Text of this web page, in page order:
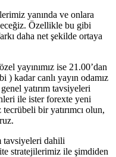
yanında ve onlara
Özellikle bu gibi
daha net şekilde ortaya
yayınımız ise 21.00’dan
) kadar canlı yayın odamız
yatırım tavsiyeleri
ile ister forexte yeni
tecrübeli bir yatırımcı olun,
tavsiyeleri dahili
stratejilerimiz ile şimdiden